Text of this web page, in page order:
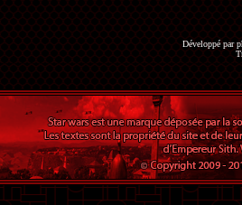
Développé par